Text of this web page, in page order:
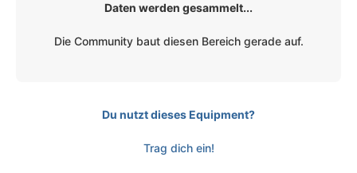
Daten werden gesammelt...
Die Community baut diesen Bereich gerade auf.
Du nutzt dieses Equipment?
Trag dich ein!